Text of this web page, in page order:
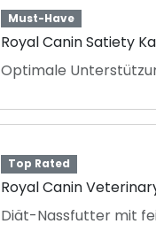
Must-Have
Royal Canin Satiety
Optimale
Top Rated
Royal Canin
Diät-Nassfutter mit